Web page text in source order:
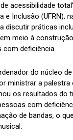
acessibilidade
e Inclusão (UFRN),
discutir práticas
meio à
com deficiência.
do núcleo
ministrar a palestra
os resultados do
com
de bandas, o